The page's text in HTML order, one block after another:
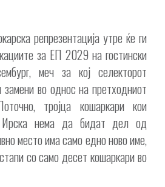
репрезентација утре ќе ги
за ЕП 2029 на гостински
меч за кој селекторот
во однос на претходниот
тројца кошаркари кои
Ирска нема да бидат дел од
место има само едно ново име,
со само десет кошаркари во